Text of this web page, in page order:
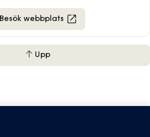
Besök webbplats
Upp